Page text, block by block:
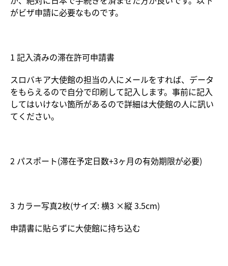
がビザ申請に必要なものです。
1 記入済みの滞在許可申請書
スロバキア大使館の担当の人にメールをすれば、データ
をもらえるので自分で印刷して記入します。事前に記入
してはいけない箇所があるので詳細は大使館の人に訊い
てください。
2 パスポート(滞在予定日数+3ヶ月の有効期限が必要)
3 カラー写真2枚(サイズ: 横3 ×縦 3.5cm)
申請書に貼らずに大使館に持ち込む